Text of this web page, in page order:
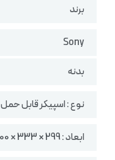
برند
Sony
بدنه
نوع : اسپیکر قابل حمل
ابعاد : 299 × 333 × 600 میلی‌متر